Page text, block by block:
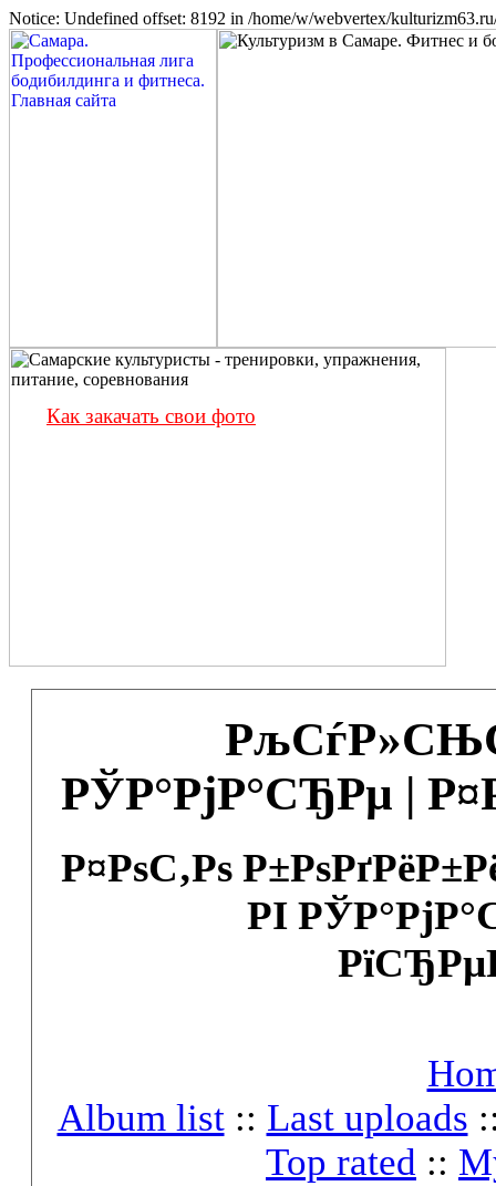
Notice: Undefined offset: 8192 in /home/w/webvertex/
РЎР°РјР°СЂРµ |
Р¤РѕС‚Рѕ
РІ
Album list:: Last uploads
Top rated ::
Как закачать свои фото